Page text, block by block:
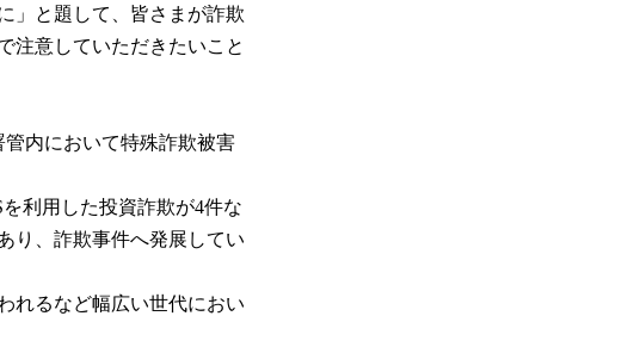
」と題して、皆さまが詐欺
注意していただきたいこと
内において特殊詐欺被害
利用した投資詐欺が4件な
り、詐欺事件へ発展してい
れるなど幅広い世代におい